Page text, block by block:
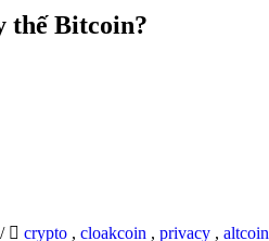
thế Bitcoin?
/ crypto , cloakcoin , privacy , altcoin